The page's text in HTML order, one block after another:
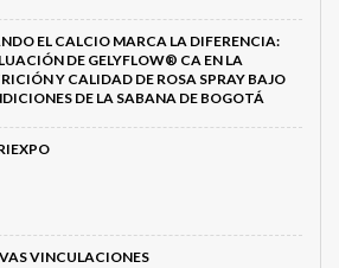
EL CALCIO MARCA LA DIFERENCIA:
DE GELYFLOW® CA EN LA
Y CALIDAD DE ROSA SPRAY BAJO
DE LA SABANA DE BOGOTÁ
VINCULACIONES